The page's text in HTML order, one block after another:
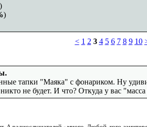
)
)
< 1 2 3 4 5 6 7 8 9 10
тапки "Маяка" с фонариком. Ну
не будет. И что? Откуда у вас "масса